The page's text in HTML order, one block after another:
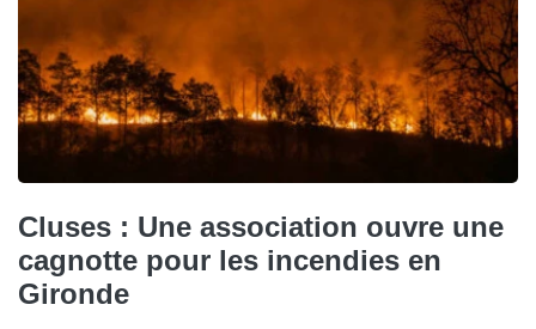
Cluses : Une association ouvre une
cagnotte pour les incendies en
Gironde